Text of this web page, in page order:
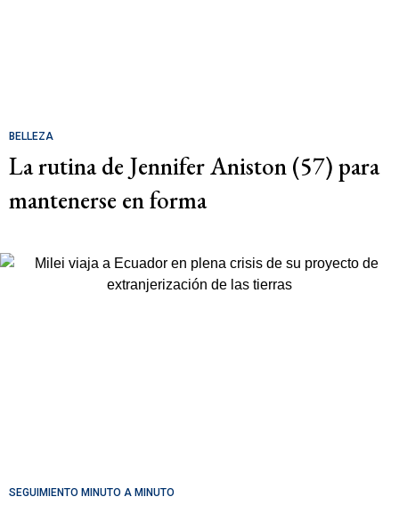
BELLEZA
La rutina de Jennifer Aniston (57) para
mantenerse en forma
SEGUIMIENTO MINUTO A MINUTO